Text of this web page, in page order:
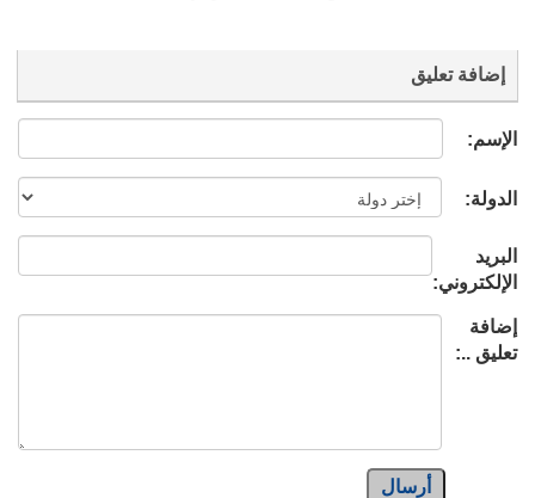
إضافة تعليق
الإسم:
الدولة:
البريد
الإلكتروني:
إضافة
تعليق ..:
أرسال